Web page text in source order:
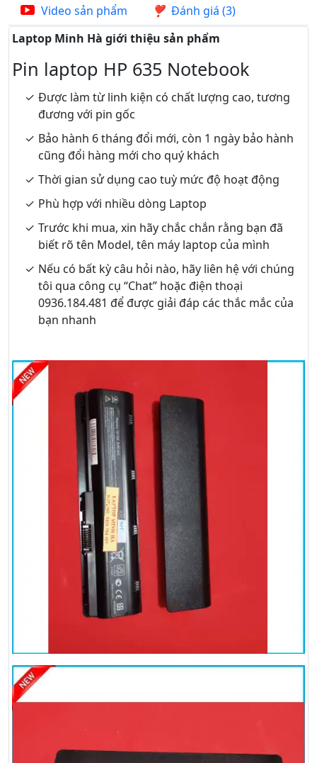
Video sản phẩm
Đánh giá (3)
Laptop Minh Hà giới thiệu sản phẩm
Pin laptop HP 635 Notebook
Được làm từ linh kiện có chất lượng cao, tương
đương với pin gốc
Bảo hành 6 tháng đổi mới, còn 1 ngày bảo hành
cũng đổi hàng mới cho quý khách
Thời gian sử dụng cao tuỳ mức độ hoạt động
Phù hợp với nhiều dòng Laptop
Trước khi mua, xin hãy chắc chắn rằng bạn đã
biết rõ tên Model, tên máy laptop của mình
Nếu có bất kỳ câu hỏi nào, hãy liên hệ với chúng
tôi qua công cụ “Chat” hoặc điện thoại
0936.184.481 để được giải đáp các thắc mắc của
bạn nhanh